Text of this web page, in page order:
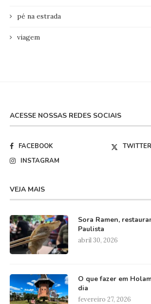
pé na estrada
viagem
ACESSE NOSSAS REDES SOCIAIS
FACEBOOK
TWITTER
INSTAGRAM
VEJA MAIS
Sora Ramen,
Paulista
abril 30, 2026
O que fazer em
dia
fevereiro 27, 2026